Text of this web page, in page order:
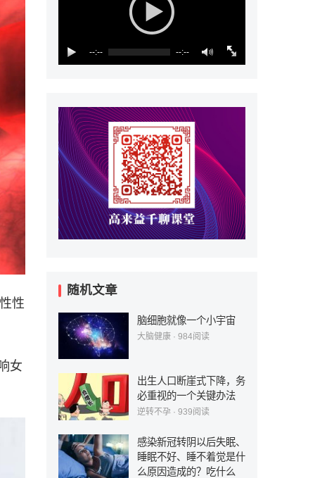
性
女
--:-- --:--
随机文章
脑细胞就像一个小宇宙
大脑健康 · 984阅读
出生人口断崖式下降，务
必重视的一个关键办法
逆转不孕 · 939阅读
感染新冠转阴以后失眠、
睡眠不好、睡不着觉是什
么原因造成的？吃什么